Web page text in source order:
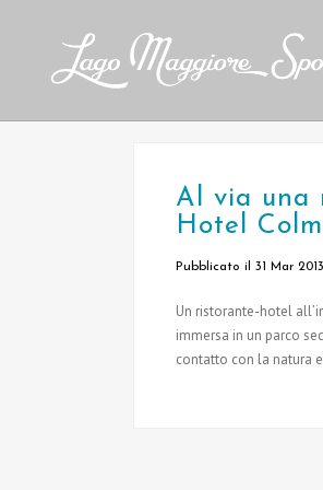
Al via una
Hotel
Pubblicato il 31 Mar 2013
Un ristorante-hotel
immersa in un parco
contatto con la natura